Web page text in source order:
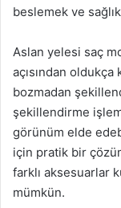
beslemek ve
Aslan yelesi saç
açısından oldukça
bozmadan
şekillendirme
görünüm elde
için pratik bir
farklı aksesuarlar
mümkün.